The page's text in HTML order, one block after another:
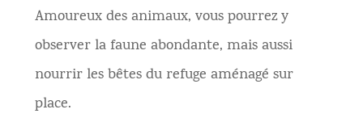
Amoureux des animaux, vous pourrez y
observer la faune abondante, mais aussi
nourrir les bêtes du refuge aménagé sur
place.